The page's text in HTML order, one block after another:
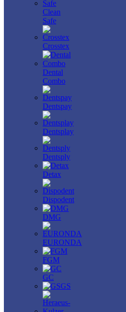
Clean
Safe
Crosstex
Dental
Combo
Dentspay
Dentsplay
Dentsply
Detax
Dispodent
DMG
EURONDA
FGM
GC
GS